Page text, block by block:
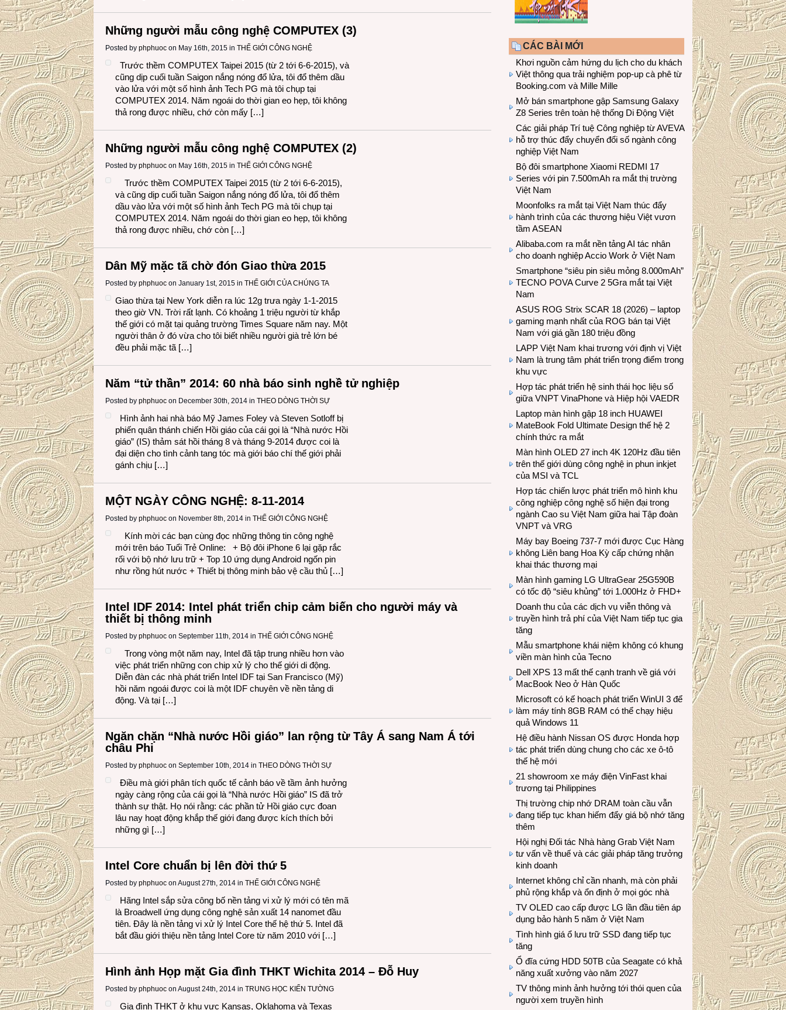
Những người mẫu công nghệ COMPUTEX (3)
Posted by phphuoc on May 16th, 2015 in THẾ GIỚI CÔNG NGHỆ
Trước thềm COMPUTEX Taipei 2015 (từ 2 tới 6-6-2015), và
cũng dịp cuối tuần Saigon nắng nóng đổ lửa, tôi đổ thêm dầu
vào lửa với một số hình ảnh Tech PG mà tôi chụp tại
COMPUTEX 2014. Năm ngoái do thời gian eo hẹp, tôi không
thả rong được nhiều, chớ còn mấy […]
Những người mẫu công nghệ COMPUTEX (2)
Posted by phphuoc on May 16th, 2015 in THẾ GIỚI CÔNG NGHỆ
Trước thềm COMPUTEX Taipei 2015 (từ 2 tới 6-6-2015),
và cũng dịp cuối tuần Saigon nắng nóng đổ lửa, tôi đổ thêm
dầu vào lửa với một số hình ảnh Tech PG mà tôi chụp tại
COMPUTEX 2014. Năm ngoái do thời gian eo hẹp, tôi không
thả rong được nhiều, chớ còn […]
Dân Mỹ mặc tã chờ đón Giao thừa 2015
Posted by phphuoc on January 1st, 2015 in THẾ GIỚI CỦA CHÚNG TA
Giao thừa tại New York diễn ra lúc 12g trưa ngày 1-1-2015
theo giờ VN. Trời rất lạnh. Có khoảng 1 triệu người từ khắp
thế giới có mặt tại quảng trường Times Square năm nay. Một
người thân ở đó vừa cho tôi biết nhiều người già trẻ lớn bé
đều phải mặc tã […]
Năm “tử thần” 2014: 60 nhà báo sinh nghề tử nghiệp
Posted by phphuoc on December 30th, 2014 in THEO DÒNG THỜI SỰ
Hình ảnh hai nhà báo Mỹ James Foley và Steven Sotloff bị
phiến quân thánh chiến Hồi giáo của cái gọi là “Nhà nước Hồi
giáo” (IS) thảm sát hồi tháng 8 và tháng 9-2014 được coi là
đại diện cho tình cảnh tang tóc mà giới báo chí thế giới phải
gánh chịu […]
MỘT NGÀY CÔNG NGHỆ: 8-11-2014
Posted by phphuoc on November 8th, 2014 in THẾ GIỚI CÔNG NGHỆ
Kính mời các bạn cùng đọc những thông tin công nghệ
mới trên báo Tuổi Trẻ Online: + Bộ đôi iPhone 6 lại gặp rắc
rối với bộ nhớ lưu trữ + Top 10 ứng dụng Android ngốn pin
như rồng hút nước + Thiết bị thông minh bảo vệ cầu thủ […]
Intel IDF 2014: Intel phát triển chip cảm biến cho người máy và
thiết bị thông minh
Posted by phphuoc on September 11th, 2014 in THẾ GIỚI CÔNG NGHỆ
Trong vòng một năm nay, Intel đã tập trung nhiều hơn vào
việc phát triển những con chip xử lý cho thế giới di động.
Diễn đàn các nhà phát triển Intel IDF tại San Francisco (Mỹ)
hồi năm ngoái được coi là một IDF chuyên về nền tảng di
động. Và tại […]
Ngăn chặn “Nhà nước Hồi giáo” lan rộng từ Tây Á sang Nam Á tới
châu Phi
Posted by phphuoc on September 10th, 2014 in THEO DÒNG THỜI SỰ
Điều mà giới phân tích quốc tế cảnh báo về tầm ảnh hưởng
ngày càng rộng của cái gọi là “Nhà nước Hồi giáo” IS đã trở
thành sự thật. Họ nói rằng: các phần tử Hồi giáo cực đoan
lâu nay hoạt động khắp thế giới đang được kích thích bởi
những gì […]
Intel Core chuẩn bị lên đời thứ 5
Posted by phphuoc on August 27th, 2014 in THẾ GIỚI CÔNG NGHỆ
Hãng Intel sắp sửa công bố nền tảng vi xử lý mới có tên mã
là Broadwell ứng dụng công nghệ sản xuất 14 nanomet đầu
tiên. Đây là nền tảng vi xử lý Intel Core thế hệ thứ 5. Intel đã
bắt đầu giới thiệu nền tảng Intel Core từ năm 2010 với […]
Hình ảnh Họp mặt Gia đình THKT Wichita 2014 – Đỗ Huy
Posted by phphuoc on August 24th, 2014 in TRUNG HỌC KIẾN TƯỜNG
Gia đình THKT ở khu vực Kansas, Oklahoma và Texas
CÁC BÀI MỚI
Khơi nguồn cảm hứng du lịch cho du khách
Việt thông qua trải nghiệm pop-up cà phê từ
Booking.com và Mille Mille
Mở bán smartphone gập Samsung Galaxy
Z8 Series trên toàn hệ thống Di Động Việt
Các giải pháp Trí tuệ Công nghiệp từ AVEVA
hỗ trợ thúc đẩy chuyển đổi số ngành công
nghiệp Việt Nam
Bộ đôi smartphone Xiaomi REDMI 17
Series với pin 7.500mAh ra mắt thị trường
Việt Nam
Moonfolks ra mắt tại Việt Nam thúc đẩy
hành trình của các thương hiệu Việt vươn
tầm ASEAN
Alibaba.com ra mắt nền tảng AI tác nhân
cho doanh nghiệp Accio Work ở Việt Nam
Smartphone “siêu pin siêu mỏng 8.000mAh”
TECNO POVA Curve 2 5Gra mắt tại Việt
Nam
ASUS ROG Strix SCAR 18 (2026) – laptop
gaming mạnh nhất của ROG bán tại Việt
Nam với giá gần 180 triệu đồng
LAPP Việt Nam khai trương với định vị Việt
Nam là trung tâm phát triển trọng điểm trong
khu vực
Hợp tác phát triển hệ sinh thái học liệu số
giữa VNPT VinaPhone và Hiệp hội VAEDR
Laptop màn hình gập 18 inch HUAWEI
MateBook Fold Ultimate Design thế hệ 2
chính thức ra mắt
Màn hình OLED 27 inch 4K 120Hz đầu tiên
trên thế giới dùng công nghệ in phun inkjet
của MSI và TCL
Hợp tác chiến lược phát triển mô hình khu
công nghiệp công nghệ số hiện đại trong
ngành Cao su Việt Nam giữa hai Tập đoàn
VNPT và VRG
Máy bay Boeing 737-7 mới được Cục Hàng
không Liên bang Hoa Kỳ cấp chứng nhận
khai thác thương mại
Màn hình gaming LG UltraGear 25G590B
có tốc độ “siêu khủng” tới 1.000Hz ở FHD+
Doanh thu của các dịch vụ viễn thông và
truyền hình trả phí của Việt Nam tiếp tục gia
tăng
Mẫu smartphone khái niệm không có khung
viền màn hình của Tecno
Dell XPS 13 mất thế cạnh tranh về giá với
MacBook Neo ở Hàn Quốc
Microsoft có kế hoạch phát triển WinUI 3 để
làm máy tính 8GB RAM có thể chạy hiệu
quả Windows 11
Hệ điều hành Nissan OS được Honda hợp
tác phát triển dùng chung cho các xe ô-tô
thế hệ mới
21 showroom xe máy điện VinFast khai
trương tại Philippines
Thị trường chip nhớ DRAM toàn cầu vẫn
đang tiếp tục khan hiếm đẩy giá bộ nhớ tăng
thêm
Hội nghị Đối tác Nhà hàng Grab Việt Nam
tư vấn về thuế và các giải pháp tăng trưởng
kinh doanh
Internet không chỉ cần nhanh, mà còn phải
phủ rộng khắp và ổn định ở mọi góc nhà
TV OLED cao cấp được LG lần đầu tiên áp
dụng bảo hành 5 năm ở Việt Nam
Tình hình giá ổ lưu trữ SSD đang tiếp tục
tăng
Ổ đĩa cứng HDD 50TB của Seagate có khả
năng xuất xưởng vào năm 2027
TV thông minh ảnh hưởng tới thói quen của
người xem truyền hình